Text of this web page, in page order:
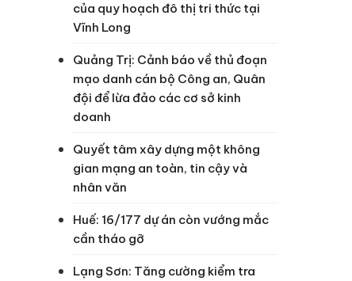
của quy hoạch đô thị tri thức tại
Vĩnh Long
Quảng Trị: Cảnh báo về thủ đoạn
mạo danh cán bộ Công an, Quân
đội để lừa đảo các cơ sở kinh
doanh
Quyết tâm xây dựng một không
gian mạng an toàn, tin cậy và
nhân văn
Huế: 16/177 dự án còn vướng mắc
cần tháo gỡ
Lạng Sơn: Tăng cường kiểm tra